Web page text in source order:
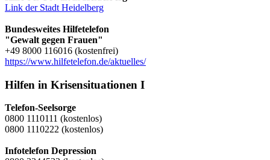
Link der Stadt Heidelberg
Bundesweites Hilfetelefon
"Gewalt gegen Frauen"
+49 8000 116016 (kostenfrei)
https://www.hilfetelefon.de/aktuelles/
Hilfen in Krisensituationen I
Telefon-Seelsorge
0800 1110111 (kostenlos)
0800 1110222 (kostenlos)
Infotelefon Depression